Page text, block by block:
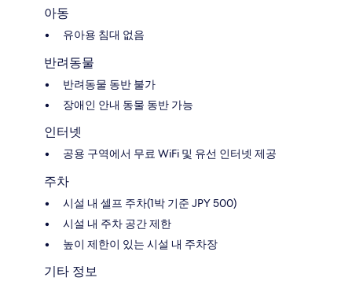
아동
유아용 침대 없음
반려동물
반려동물 동반 불가
장애인 안내 동물 동반 가능
인터넷
공용 구역에서 무료 WiFi 및 유선 인터넷 제공
주차
시설 내 셀프 주차(1박 기준 JPY 500)
시설 내 주차 공간 제한
높이 제한이 있는 시설 내 주차장
기타 정보